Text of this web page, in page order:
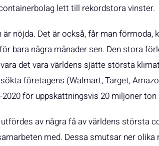
lett till rekordstora vinster.
är nöjda. Det är också, får man
bara några månader sen. Den stora
det vara världens sjätte största
företagens (Walmart, Target,
2020 för uppskattningsvis 20 miljoner
av några få av världens största
med. Dessa smutsar ner